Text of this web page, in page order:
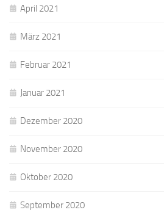
April 2021
März 2021
Februar 2021
Januar 2021
Dezember 2020
November 2020
Oktober 2020
September 2020